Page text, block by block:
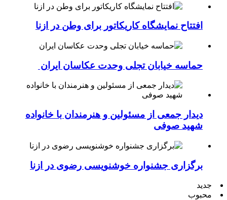
افتتاح نمایشگاه کاریکاتور برای وطن در ازنا
حماسه خیابان تجلی وحدت عکاسان ایران
دیدار جمعی از مسئولین و هنرمندان با خانواده
شهید صوفی
برگزاری جشنواره خوشنویسی رضوی در ازنا